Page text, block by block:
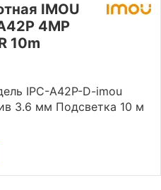
IMOU
4MP
10m
IPC-A42P-D-imou
3.6 мм Подсветка 10 м